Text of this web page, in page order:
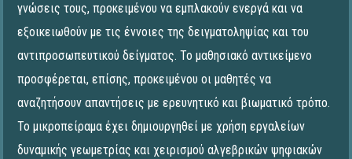
γνώσεις τους, προκειμένου να εμπλακούν ενεργά και να
εξοικειωθούν με τις έννοιες της δειγματοληψίας και του
αντιπροσωπευτικού δείγματος. Το μαθησιακό αντικείμενο
προσφέρεται, επίσης, προκειμένου οι μαθητές να
αναζητήσουν απαντήσεις με ερευνητικό και βιωματικό τρόπο.
To μικροπείραμα έχει δημιουργηθεί με χρήση εργαλείων
δυναμικής γεωμετρίας και χειρισμού αλγεβρικών ψηφιακών